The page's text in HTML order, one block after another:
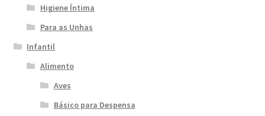
Higiene Íntima
Para as Unhas
Infantil
Alimento
Aves
Básico para Despensa